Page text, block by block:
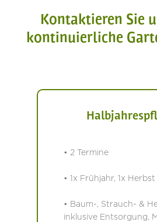
Kontaktieren Sie
kontinuierliche
• 2 Termine
• 1x Frühjahr, 1x Herbst
• Baum-, Strauch- &
inklusive Entsorgung,